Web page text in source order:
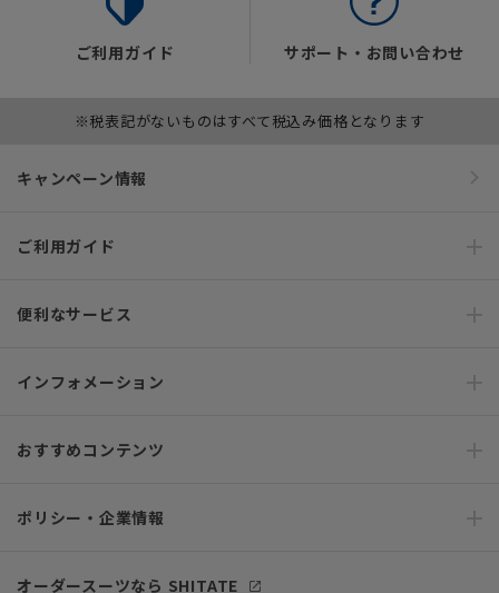
ご利用ガイド サポート・お問い合わせ
※税表記がないものはすべて税込み価格となります
キャンペーン情報
ご利用ガイド
便利なサービス
インフォメーション
おすすめコンテンツ
ポリシー・企業情報
オーダースーツなら SHITATE